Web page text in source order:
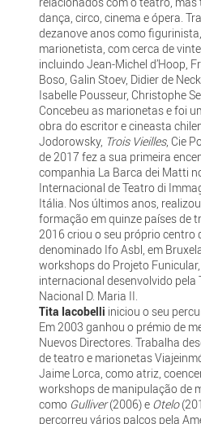
dança, circo, cinema e ópera.
dezanove anos como
marionetista, com cerca de
incluindo Jean-Michel d’Hoop,
Boso, Galin Stoev, Didier de
Isabelle Pousseur, Christophe
Concebeu as marionetas e foi
obra do escritor e cineasta
Jodorowsky, Trois Vieilles, Cie
de 2017 fez a sua primeira
companhia La Barca dei Matti
Internacional de Teatro di
Itália. Nos últimos anos,
formação em quinze países de
2016 criou o seu próprio centro
denominado Ifo Asbl, em
workshops do Projeto
internacional desenvolvido pela
Nacional D. Maria II.
Tita Iacobelli iniciou o seu
Em 2003 ganhou o prémio de
Nuevos Directores. Trabalha
de teatro e marionetas
Jaime Lorca, como atriz,
workshops de manipulação de
como Gulliver(2006) e Otelo
percorreu vários palcos pela